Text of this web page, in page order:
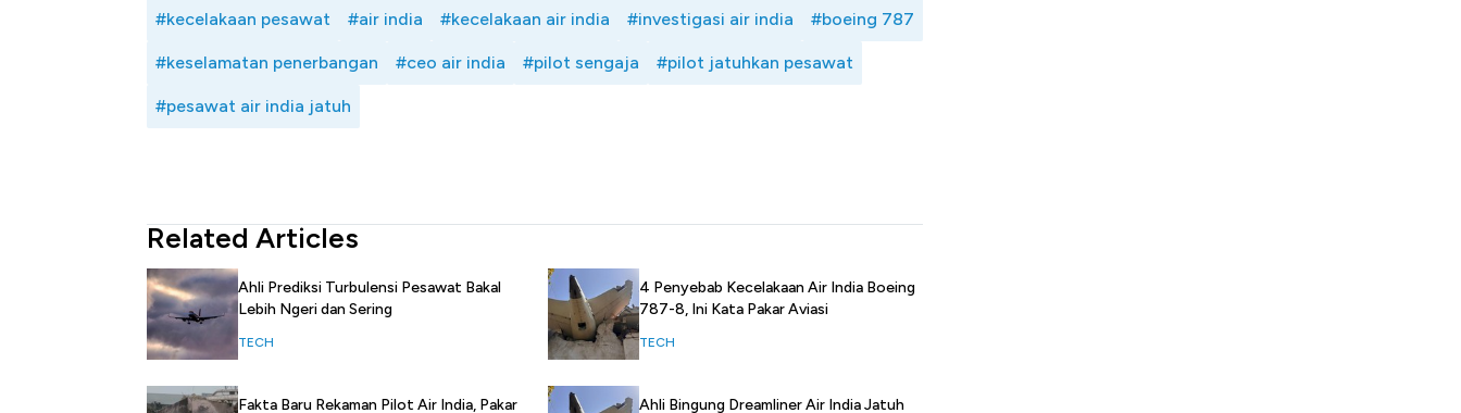
#kecelakaan pesawat #air india #kecelakaan air india #investigasi air india #boeing 787
#keselamatan penerbangan #ceo air india #pilot sengaja #pilot jatuhkan pesawat
#pesawat air india jatuh
Related Articles
Ahli Prediksi Turbulensi Pesawat Bakal
Lebih Ngeri dan Sering
TECH
Fakta Baru Rekaman Pilot Air India, Pakar
4 Penyebab Kecelakaan Air India Boeing
787-8, Ini Kata Pakar Aviasi
TECH
Ahli Bingung Dreamliner Air India Jatuh